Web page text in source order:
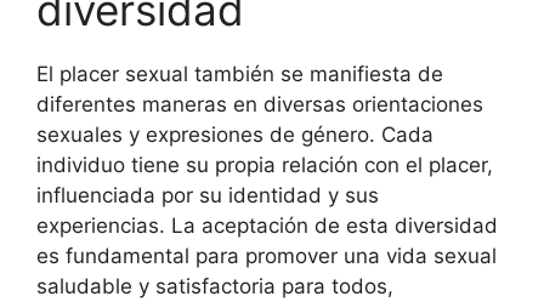
El placer sexual también se manifiesta de
diferentes maneras en diversas orientaciones
sexuales y expresiones de género. Cada
individuo tiene su propia relación con el placer,
influenciada por su identidad y sus
experiencias. La aceptación de esta diversidad
es fundamental para promover una vida sexual
saludable y satisfactoria para todos,